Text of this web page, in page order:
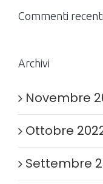
Commenti recenti
Archivi
Novembre
Ottobre
Settembre